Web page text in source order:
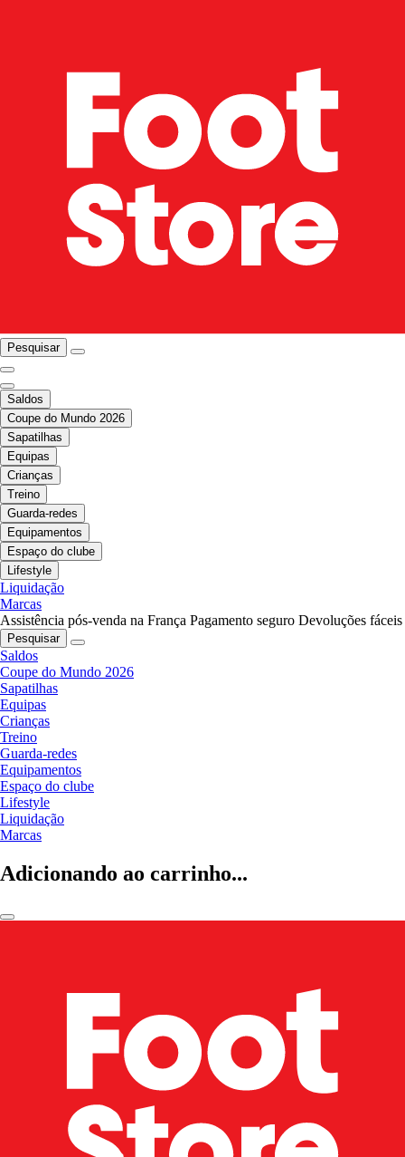
Pesquisar
Saldos
Coupe do Mundo 2026
Sapatilhas
Equipas
Crianças
Treino
Guarda-redes
Equipamentos
Espaço do clube
Lifestyle
Liquidação
Marcas
Assistência pós-venda na França Pagamento seguro Devoluções fáceis
Pesquisar
Saldos
Coupe do Mundo 2026
Sapatilhas
Equipas
Crianças
Treino
Guarda-redes
Equipamentos
Espaço do clube
Lifestyle
Liquidação
Marcas
Adicionando ao carrinho...